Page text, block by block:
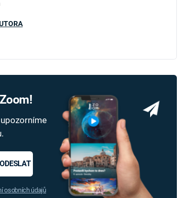
ODESLAT
osobních údajů